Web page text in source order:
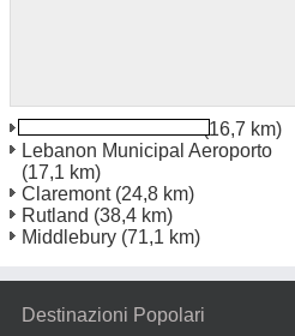
(16,7 km)
Lebanon Municipal Aeroporto
(17,1 km)
Claremont(24,8 km)
Rutland (38,4 km)
Middlebury (71,1 km)
Destinazioni Popolari